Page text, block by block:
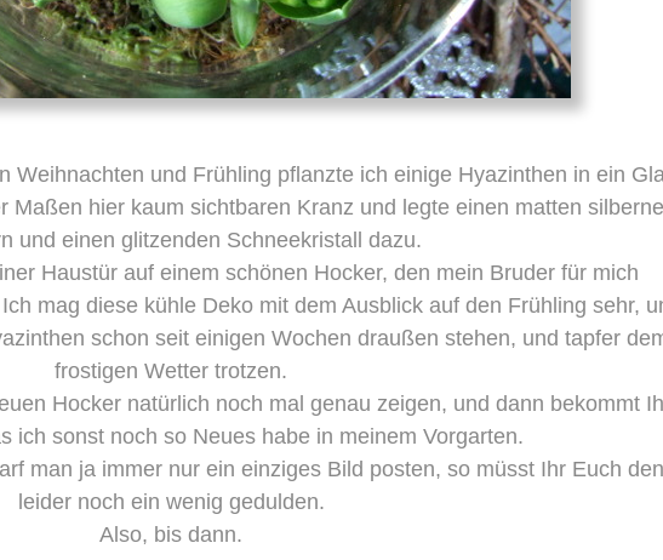
Weihnachten und Frühling pflanzte ich einige Hyazinthen in ein
Maßen hier kaum sichtbaren Kranz und legte einen matten
und einen glitzenden Schneekristall dazu.
Haustür auf einem schönen Hocker, den mein Bruder für mich
mag diese kühle Deko mit dem Ausblick auf den Frühling sehr,
schon seit einigen Wochen draußen stehen, und tapfer
frostigen Wetter trotzen.
Hocker natürlich noch mal genau zeigen, und dann bekommt
ich sonst noch so Neues habe in meinem Vorgarten.
man ja immer nur ein einziges Bild posten, so müsst Ihr Euch
leider noch ein wenig gedulden.
Also, bis dann.